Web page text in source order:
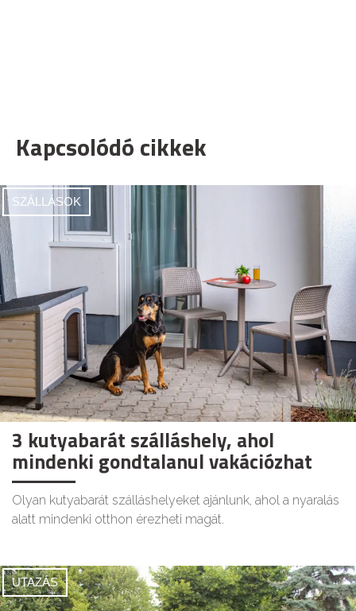
Kapcsolódó cikkek
SZÁLLÁSOK
3 kutyabarát szálláshely, ahol
mindenki gondtalanul vakációzhat
Olyan kutyabarát szálláshelyeket ajánlunk, ahol a nyaralás
alatt mindenki otthon érezheti magát.
UTAZÁS